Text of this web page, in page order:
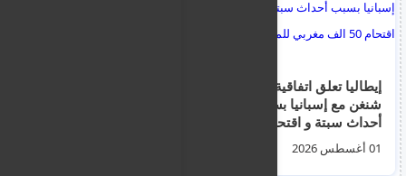
إيطاليا تعلق اتفاقية
شنغن مع إسبانيا بسبب
أحداث سبتة و اقتحام
01 أغسطس 2026